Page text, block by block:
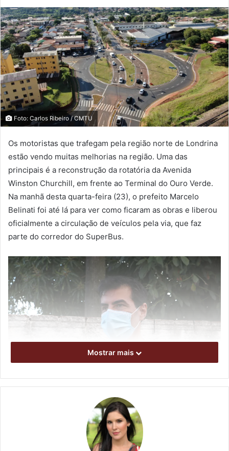
Foto: Carlos Ribeiro / CMTU
Os motoristas que trafegam pela região norte de Londrina
estão vendo muitas melhorias na região. Uma das
principais é a reconstrução da rotatória da Avenida
Winston Churchill, em frente ao Terminal do Ouro Verde.
Na manhã desta quarta-feira (23), o prefeito Marcelo
Belinati foi até lá para ver como ficaram as obras e liberou
oficialmente a circulação de veículos pela via, que faz
parte do corredor do SuperBus.
Prefeito Marcelo Belinati fala sobre a liberação do trânsito. Foto:
No local, a Prefeitura de Londrina fez duas pistas novas
Mostrar mais